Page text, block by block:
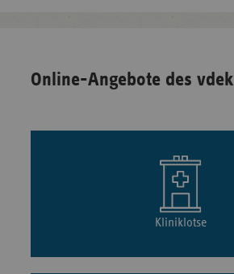
Online-Angebote des vdek
Kliniklotse